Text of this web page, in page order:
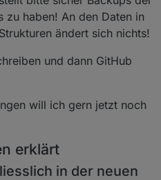
zu haben! An den Daten in
ändert sich nichts!
und dann GitHub
will ich gern jetzt noch
erklärt
in der neuen